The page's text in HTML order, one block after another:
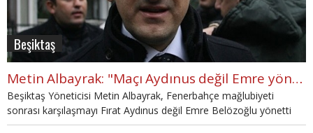
Beşiktaş
Metin Albayrak: "Maçı Aydınus değil Emre yönetti"
Beşiktaş Yöneticisi Metin Albayrak, Fenerbahçe mağlubiyeti
sonrası karşılaşmayı Fırat Aydınus değil Emre Belözoğlu yönetti
dedi.